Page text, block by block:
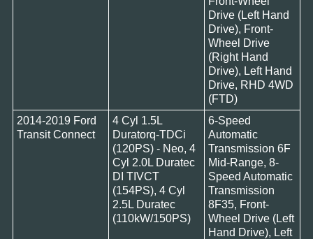
Drive (Left Hand
Drive), Front-
Wheel Drive
(Right Hand
Drive), Left Hand
Drive, RHD 4WD
(FTD)
2014-2019 Ford
Transit Connect
4 Cyl 1.5L
Duratorq-TDCi
(120PS) - Neo, 4
Cyl 2.0L Duratec
DI TIVCT
(154PS), 4 Cyl
2.5L Duratec
(110kW/150PS)
6-Speed
Automatic
Transmission 6F
Mid-Range, 8-
Speed Automatic
Transmission
8F35, Front-
Wheel Drive (Left
Hand Drive), Left